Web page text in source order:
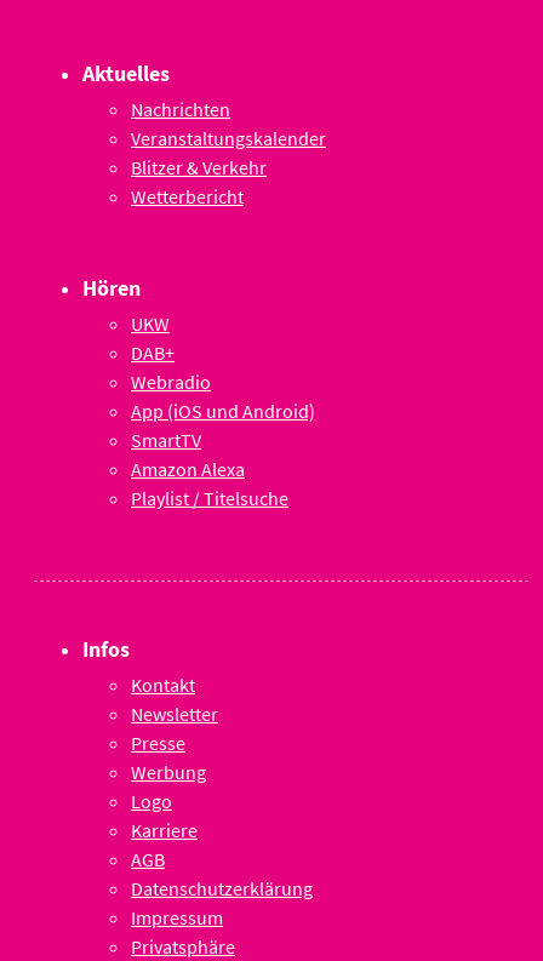
Aktuelles
Nachrichten
Veranstaltungskalender
Blitzer & Verkehr
Wetterbericht
Hören
UKW
DAB+
Webradio
App (iOS und Android)
SmartTV
Amazon Alexa
Playlist / Titelsuche
Infos
Kontakt
Newsletter
Presse
Werbung
Logo
Karriere
AGB
Datenschutzerklärung
Impressum
Privatsphäre